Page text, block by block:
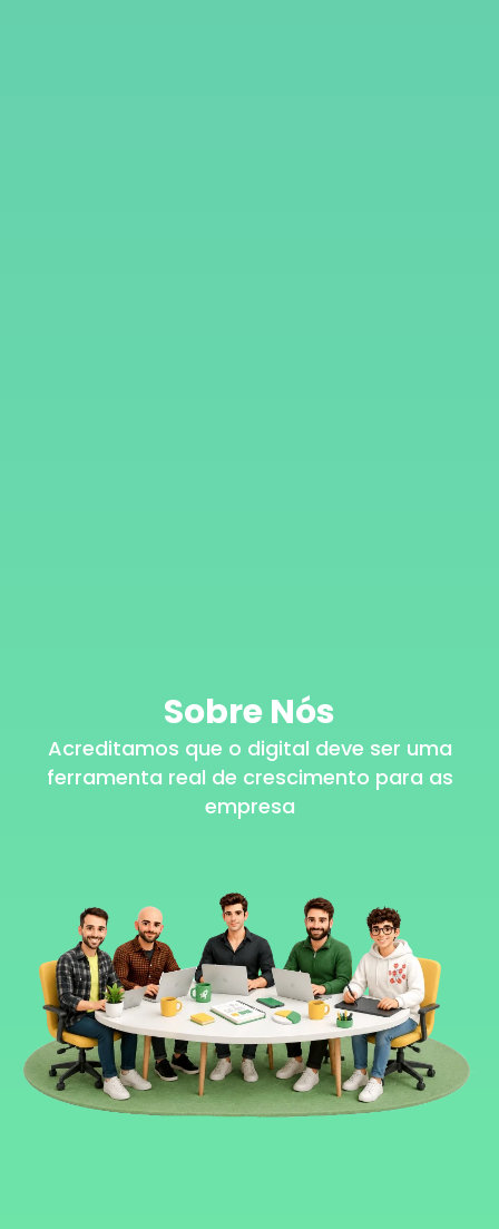
Sobre Nós
Acreditamos que o digital deve ser uma
ferramenta real de crescimento para as
empresa